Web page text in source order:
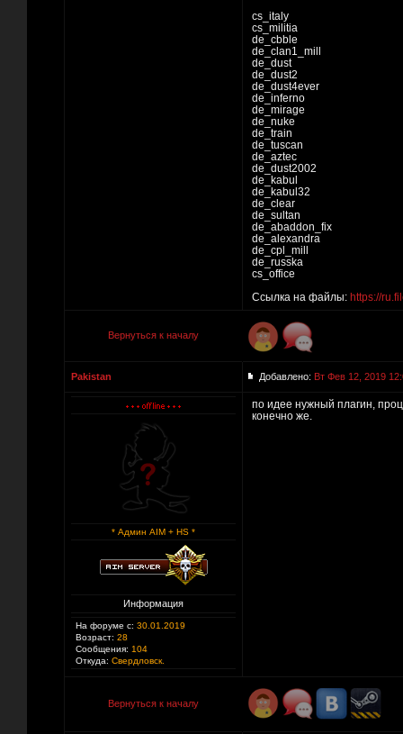
cs_italy
cs_militia
de_cbble
de_clan1_mill
de_dust
de_dust2
de_dust4ever
de_inferno
de_mirage
de_nuke
de_train
de_tuscan
de_aztec
de_dust2002
de_kabul
de_kabul32
de_clear
de_sultan
de_abaddon_fix
de_alexandra
de_cpl_mill
de_russka
cs_office
Ссылка на файлы: https://
Вернуться к началу
Pakistan Добавлено: Вт Фев 12, 2019
* Админ AIM + HS *
Информация
На форуме с: 30.01.2019
Возраст: 28
Сообщения: 104
Откуда: Свердловск.
по идее нужный плагин,
конечно же.
Вернуться к началу